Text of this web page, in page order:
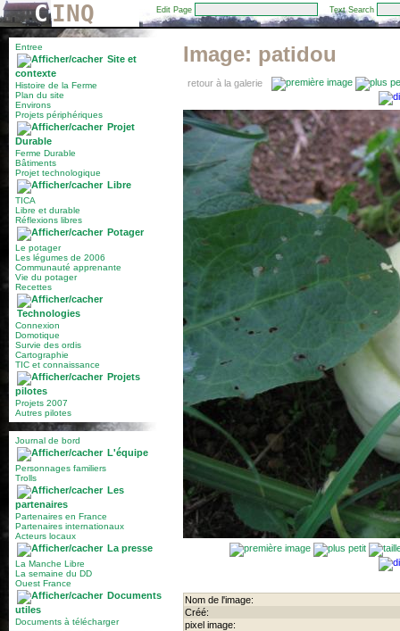
C INQ Edit Page Text Search
Entree
Site et
contexte
Histoire de la Ferme
Plan du site
Environs
Projets périphériques
Projet
Durable
Ferme Durable
Bâtiments
Projet technologique
Libre
TICA
Libre et durable
Réflexions libres
Potager
Le potager
Les légumes de 2006
Communauté apprenante
Vie du potager
Recettes
Technologies
Connexion
Domotique
Survie des ordis
Cartographie
TIC et connaissance
Projets
pilotes
Projets 2007
Autres pilotes
Journal de bord
L'équipe
Personnages familiers
Trolls
Les
partenaires
Partenaires en France
Partenaires internationaux
Acteurs locaux
La presse
La Manche Libre
La semaine du DD
Ouest France
Documents
utiles
Documents à télécharger
Image: patidou
retour à la galerie
Nom de l'image:
Créé:
pixel image: